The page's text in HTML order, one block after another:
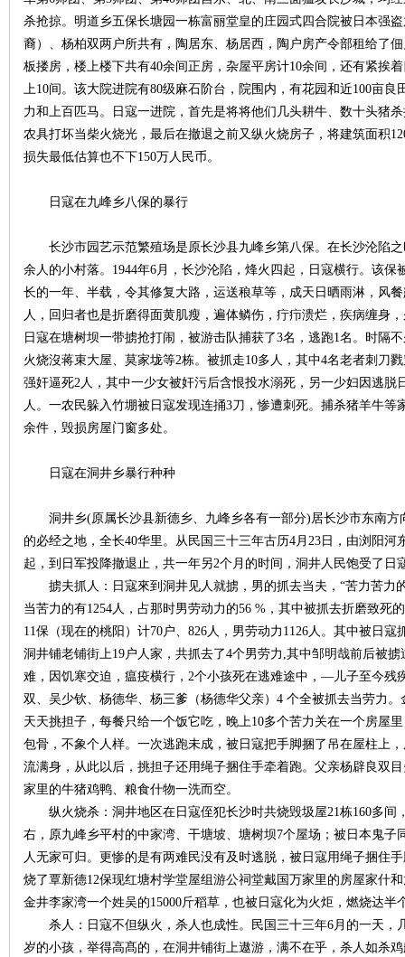
杀抢掠。明道乡五保长塘园一栋富丽堂皇的庄园式四合院被日本强
裔）、杨柏双两户所共有，陶居东、杨居西，陶户房产令部租给了
板搂房，楼上楼下共有40余间正房，杂屋平房计10余间，还有紧挨
上10间。该大院进院有80级麻石阶台，院围内，有花园和近100亩
力和上百匹马。日寇一进院，首先是将将他们几头耕牛、数十头猪
农具打坏当柴火烧光，最后在撤退之前又纵火烧房子，将建筑面积
损失最低估算也不下150万人民币。
日寇在九峰乡八保的暴行
长沙市园艺示范繁殖场是原长沙县九峰乡第八保。在长沙沦陷之
余人的小村落。1944年6月，长沙沦陷，烽火四起，日寇横行。该保
长的一年、半载，令其修复大路，运送稂草等，成天日晒雨淋，风
人，回归者也是折磨得面黄肌瘦，遍体鳞伤，疔疖溃烂，疾病缠身
日寇在塘树坝一带掳抢打闹，被游击队捕获了3名，逃跑1名。时隔
火烧沒蒋束大屋、莫家垅等2栋。被抓走10多人，其中4名老者刺刀
强奸逼死2人，其中一少女被奸污后含恨投水溺死，另一少妇因逃脱
人。一农民躲入竹堋被日寇发现连捅3刀，惨遭刺死。捕杀猪羊牛等
余件，毁损房屋门窗多处。
日寇在洞井乡暴行种种
洞井乡(原属长沙县新德乡、九峰乡各有一部分)居长沙市东南方
的必经之地，全长40华里。从民国三十三年古历4月23日，由浏阳
起，到日军投降撤退止，共一年另2个月的时间，洞井人民饱受了日
掳夫抓人：日寇來到洞井见人就掳，男的抓去当夫，“苦力苦力
当苦力的有1254人，占那时男劳动力的56 %，其中被抓去折磨致死
11保（现在的桃阳）计70户、826人，男劳动力1126人。其中被日
洞井铺老铺街上19户人家，共抓去了4个男劳力,其中邹明哉前后被
难，因饥寒交迫，瘟疫横行，2个小孩死在逃难途中，—儿子至今残
双、吴少钦、杨德华、杨三爹（杨德华父亲）4 个全被抓去当劳力
天天挑担子，每餐只给一个饭它吃，晚上10多个苦力关在一个房屋
包骨，不象个人样。一次逃跑未成，被日寇把手脚捆了吊在屋柱上
流满身，从此以后，挑担子还用绳子捆住手牵着跑。父亲杨辟良双
家里的牛猪鸡鸭、粮食什物一洗而空。
纵火烧杀：洞井地区在日寇侄犯长沙时共烧毁圾屋21栋160多间
右，原九峰乡平村的中家湾、干塘坡、塘树坝7个屋场；被日本鬼子
人无家可归。更惨的是有两难民没有及时逃脱，被日寇用绳子捆住
烧了覃新德12保现红塘村学堂屋组游公祠堂戴国万家里的房屋家什
金井李家湾一个姓吴的15000斤稻草，也被日寇化为火炬，燃烧达半
杀人：日寇不但纵火，杀人也成性。民国三十三年6月的一天，
岁的小孩，举得高髙的，在洞井铺街上遨游，满不在乎，杀人如杀